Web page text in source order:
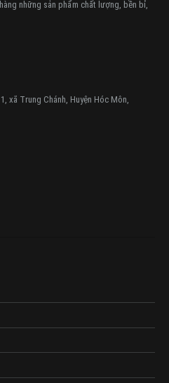
những sản phẩm chất lượng, bền bỉ,
xã Trung Chánh, Huyện Hóc Môn,